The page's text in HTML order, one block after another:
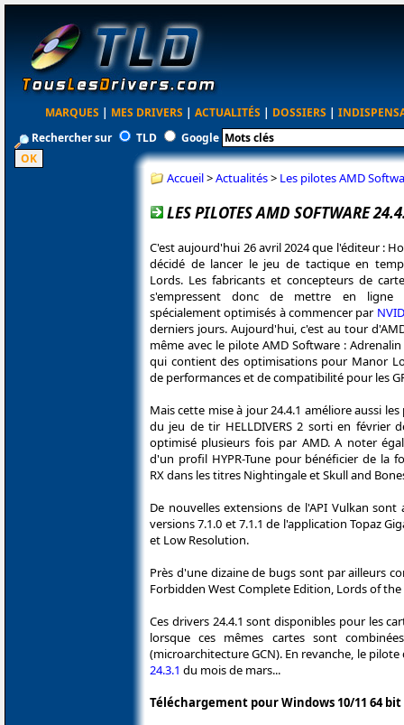
MARQUES | MES DRIVERS | ACTUALITÉS | DOSSIERS |
Rechercher sur
TLD Google
Accueil>Actualités> Les pilotes AMD
LES PILOTES AMD SOFTWARE
C'est aujourd'hui 26 avril 2024 que l'éditeur :
décidé de lancer le jeu de tactique en
Lords. Les fabricants et concepteurs de
s'empressent donc de mettre en ligne
spécialement optimisés à commencer par
derniers jours. Aujourd'hui, c'est au tour
même avec le pilote AMD Software :
qui contient des optimisations pour Manor
de performances et de compatibilité pour les
Mais cette mise à jour 24.4.1 améliore aussi
du jeu de tir HELLDIVERS 2 sorti en février
optimisé plusieurs fois par AMD. A noter
d'un profil HYPR-Tune pour bénéficier de la
RX dans les titres Nightingale et Skull and
De nouvelles extensions de l'API Vulkan
versions 7.1.0 et 7.1.1 de l'application Topaz
et Low Resolution.
Près d'une dizaine de bugs sont par ailleurs
Forbidden West Complete Edition, Lords of
Ces drivers 24.4.1 sont disponibles pour les
lorsque ces mêmes cartes sont
(microarchitecture GCN). En revanche, le
24.3.1 du mois de mars...
Téléchargement pour Windows 10/11 64 bit